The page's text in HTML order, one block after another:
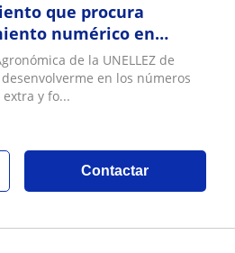
que procura
numérico en
y otros tópicos
de la UNELLEZ de
en los números
y fo...
Contactar